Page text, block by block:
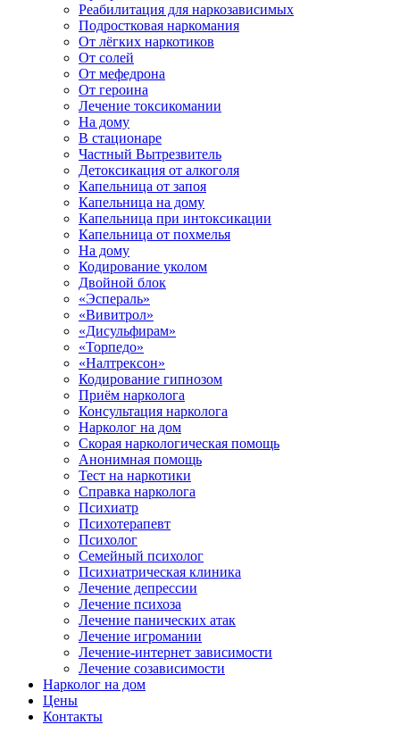
Реабилитация для наркозависимых
Подростковая наркомания
От лёгких наркотиков
От солей
От мефедрона
От героина
Лечение токсикомании
На дому
В стационаре
Частный Вытрезвитель
Детоксикация от алкоголя
Капельница от запоя
Капельница на дому
Капельница при интоксикации
Капельница от похмелья
На дому
Кодирование уколом
Двойной блок
«Эспераль»
«Вивитрол»
«Дисульфирам»
«Торпедо»
«Налтрексон»
Кодирование гипнозом
Приём нарколога
Консультация нарколога
Нарколог на дом
Скорая наркологическая помощь
Анонимная помощь
Тест на наркотики
Справка нарколога
Психиатр
Психотерапевт
Психолог
Семейный психолог
Психиатрическая клиника
Лечение депрессии
Лечение психоза
Лечение панических атак
Лечение игромании
Лечение-интернет зависимости
Лечение созависимости
Нарколог на дом
Цены
Контакты